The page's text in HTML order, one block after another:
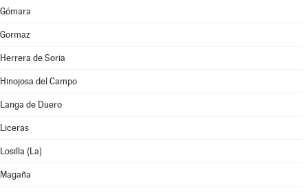
Gómara
Gormaz
Herrera de Soria
Hinojosa del Campo
Langa de Duero
Liceras
Losilla (La)
Magaña